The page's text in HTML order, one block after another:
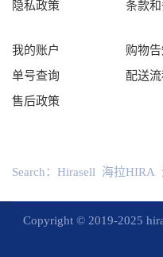
隐私政策
条款
我的账户
单号查询
售后政策
购物
配送
Search： Hirasell 海拉HIRA
Copyright © 2019-2025